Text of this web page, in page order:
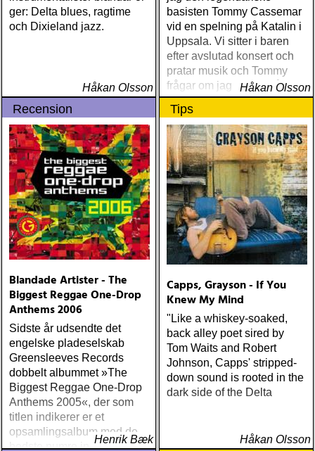
ger: Delta blues, ragtime
och Dixieland jazz.
Håkan Olsson
basisten Tommy Cassemar
vid en spelning på Katalin i
Uppsala. Vi sitter i baren
efter avslutad konsert och
pratar musik och Tommy
frågar om jag spelar något
instrument
Håkan Olsson
Recension
Blandade Artister - The
Biggest Reggae One-Drop
Anthems 2006
Sidste år udsendte det
engelske pladeselskab
Greensleeves Records
dobbelt albummet »The
Biggest Reggae One-Drop
Anthems 2005«, der som
titlen indikerer er et
opsamlingsalbum med de
bedste numre indenfor den
Henrik Bæk
Tips
Capps, Grayson - If You
Knew My Mind
"Like a whiskey-soaked,
back alley poet sired by
Tom Waits and Robert
Johnson, Capps' stripped-
down sound is rooted in the
dark side of the Delta
Håkan Olsson